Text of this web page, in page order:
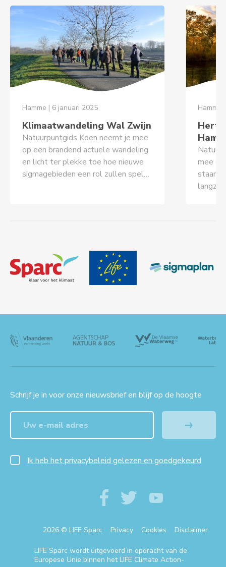
Hamme | 6 januari 2025
Klimaatwandeling Wal Zwijn
Natuurpuntgids Koen neemt je mee
op een brandend actuele wandeling
en licht ter plekke toe hoe nieuwe
sigmagebieden een rol zullen spelen
Kastel, Stuyfbergen 6, 9220
HammeINFO: Natuurpunt
Hamme
mee
staan
Schrijf je in voor onze nieuwsbrief en blijf op de hoogte
Ik heb het privacybeleid gelezen en goedgekeurd
2026 © LIFE Sparc Privacy Cookies Disclaimer
LIFE Sparc wordt uitgevoerd in opdracht van de
Europese Unie binnen het LIFE Climate Action-